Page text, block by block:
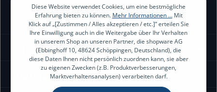
Kontakt
Information
Diese Website verwendet Cookies, um eine bestmögliche
Erfahrung bieten zu können. Mehr Informationen ...Mit
Klick auf „[Zustimmen / Alles akzeptieren / etc.]“ erteilen Sie
Ihre Einwilligung auch in die Weitergabe über Ihr Verhalten
in unserem Shop an unseren Partner, die shopware AG
(Ebbinghoff 10, 48624 Schöppingen, Deutschland), die
diese Daten Ihnen nicht persönlich zuordnen kann, sie aber
zu eigenen Zwecken (z.B. Produktverbesserungen,
Marktverhaltensanalysen) verarbeiten darf.